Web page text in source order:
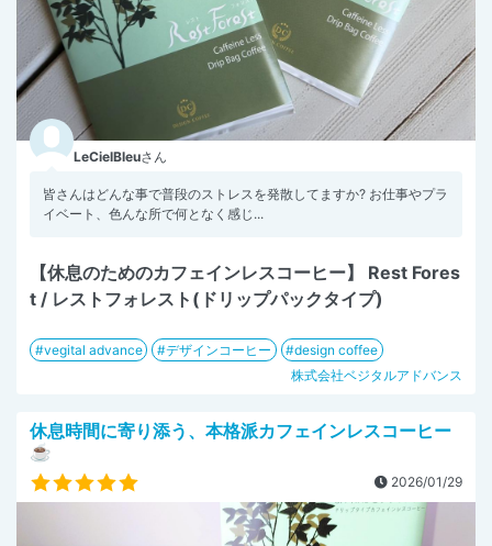
LeCielBleuさん
皆さんはどんな事で普段のストレスを発散してますか? お仕事やプラ
イベート、色んな所で何となく感じ...
【休息のためのカフェインレスコーヒー】 Rest Fores
t / レストフォレスト(ドリップパックタイプ)
vegital advance デザインコーヒー
design coffee
株式会社ベジタルアドバンス
休息時間に寄り添う、本格派カフェインレスコーヒー
☕
2026/01/29